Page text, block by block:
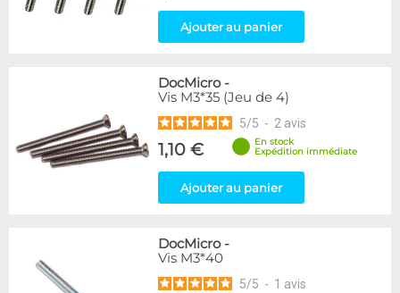
Ajouter au panier
DocMicro-
Vis M3*35 (Jeu de 4)
5/5 - 2 avis
1,10 €
En stock
Expédition immédiate
Ajouter au panier
DocMicro-
Vis M3*40
5/5 - 1 avis